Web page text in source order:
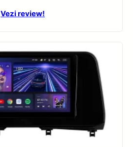
Vezi review!